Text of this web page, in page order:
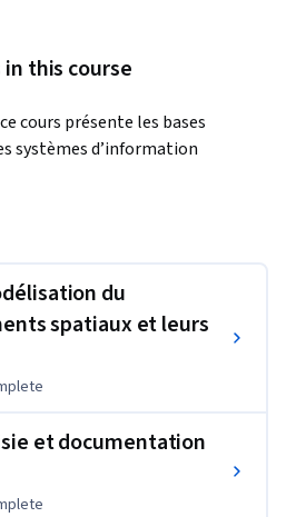
this course
cours présente les bases
systèmes d’information
aux systèmes d’information
rapidement les notions de
créer des bases de données
cartes géographiques
qui repose sur l’utilisation de
QGIS
de territoires, à l’analyse
géographique
biologie, santé publique,
du
spatiaux et leurs
et documentation